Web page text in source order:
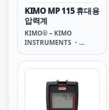
KIMO MP 115 휴대용
압력계
KIMO® – KIMO
INSTRUMENTS ・